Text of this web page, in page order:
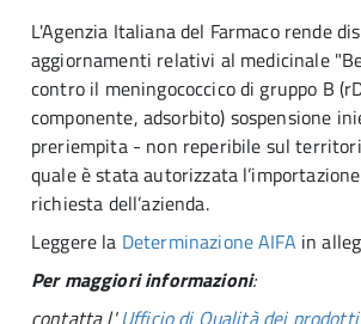
L'Agenzia Italiana del Farmaco rende
aggiornamenti relativi al medicinale
contro il meningococcico di gruppo B
componente, adsorbito) sospensione
preriempita - non reperibile sul
quale è stata autorizzata
richiesta dell’azienda.
Leggere la Determinazione AIFA in
Per maggiori informazioni:
contatta l'Ufficio di Qualità dei prodotti